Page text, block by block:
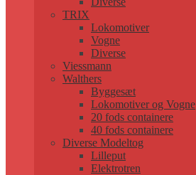
TRIX
Lokomotiver
Vogne
Diverse
Viessmann
Walthers
Byggesæt
Lokomotiver og Vogne
20 fods containere
40 fods containere
Diverse Modeltog
Lilleput
Elektrotren